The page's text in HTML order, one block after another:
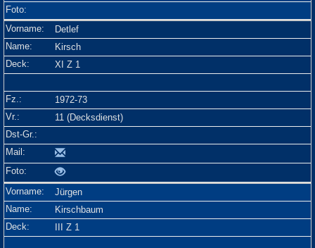
Detlef
Kirsch
XI Z 1
1972-73
11 (Decksdienst)
Jürgen
Kirschbaum
III Z 1